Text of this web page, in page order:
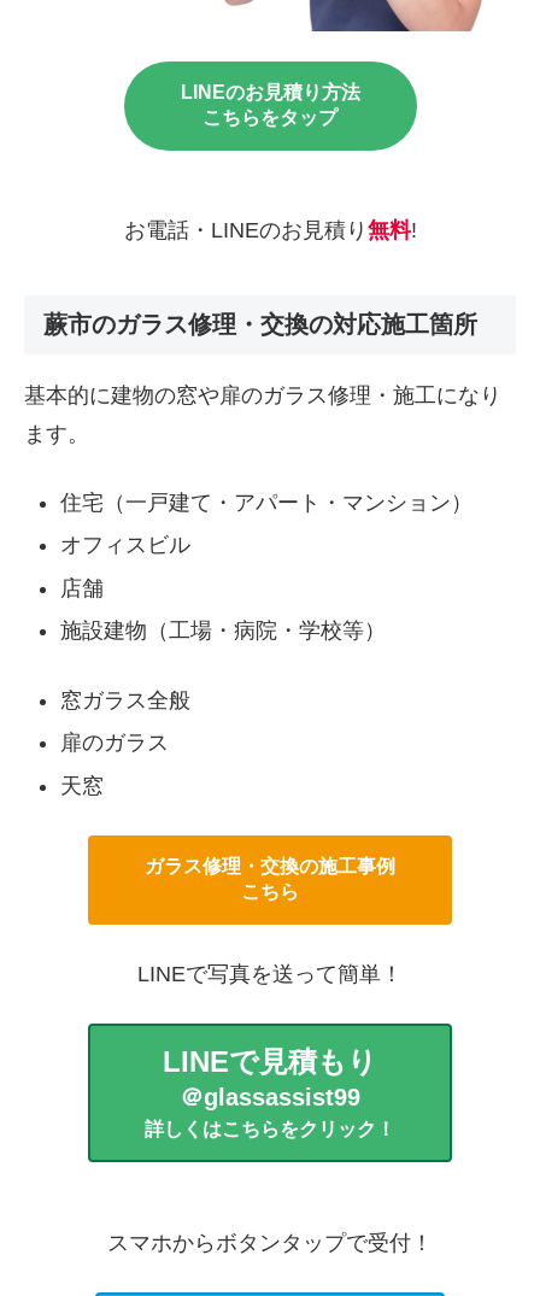
LINEのお見積り方法
こちらをタップ
お電話・LINEのお見積り 無料!
蕨市のガラス修理・交換の対応施工箇所
基本的に建物の窓や扉のガラス修理・施工になり
ます。
住宅（一戸建て・アパート・マンション）
オフィスビル
店舗
施設建物（工場・病院・学校等）
窓ガラス全般
扉のガラス
天窓
ガラス修理・交換の施工事例
こちら
LINEで写真を送って簡単！
LINEで見積もり
＠glassassist99
詳しくはこちらをクリック！
スマホからボタンタップで受付！